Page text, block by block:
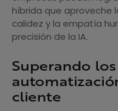
híbrida que aproveche
calidez y la empatía
precisión de la IA.
Superando
cliente